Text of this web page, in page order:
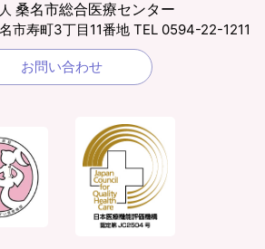
桑名市総合医療センター
市寿町3丁目11番地 TEL 0594-22-1211
お問い合わせ